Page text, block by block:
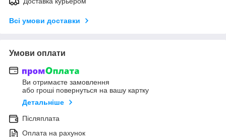
Всі умови доставки
Умови оплати
Ви отримаєте замовлення
або гроші повернуться на вашу картку
Детальніше
Післяплата
Оплата на рахунок